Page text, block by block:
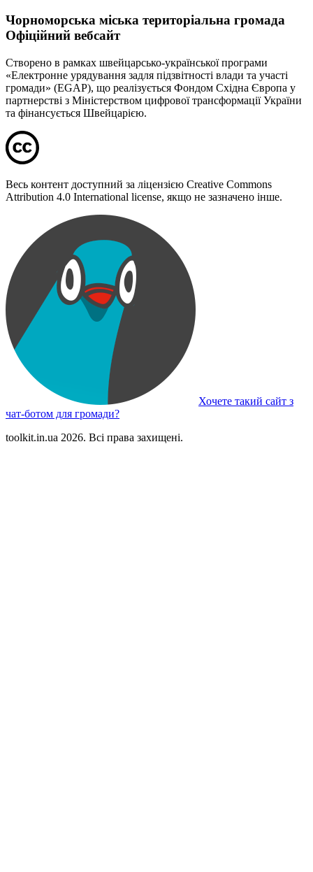
Чорноморська міська територіальна громада
Офіційний вебсайт
Створено в рамках швейцарсько-української програми
«Електронне урядування задля підзвітності влади та участі
громади» (EGAP), що реалізується Фондом Східна Європа у
партнерстві з Міністерством цифрової трансформації України
та фінансується Швейцарією.
Весь контент доступний за ліцензією Creative Commons
Attribution 4.0 International license, якщо не зазначено інше.
Хочете такий сайт з
чат-ботом для громади?
toolkit.in.ua 2026. Всі права захищені.